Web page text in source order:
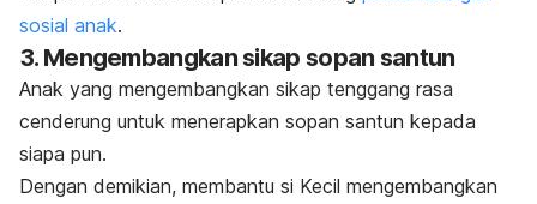
sosial anak.
3. Mengembangkan sikap sopan santun
Anak yang mengembangkan sikap tenggang rasa
cenderung untuk menerapkan sopan santun kepada
siapa pun.
Dengan demikian, membantu si Kecil mengembangkan